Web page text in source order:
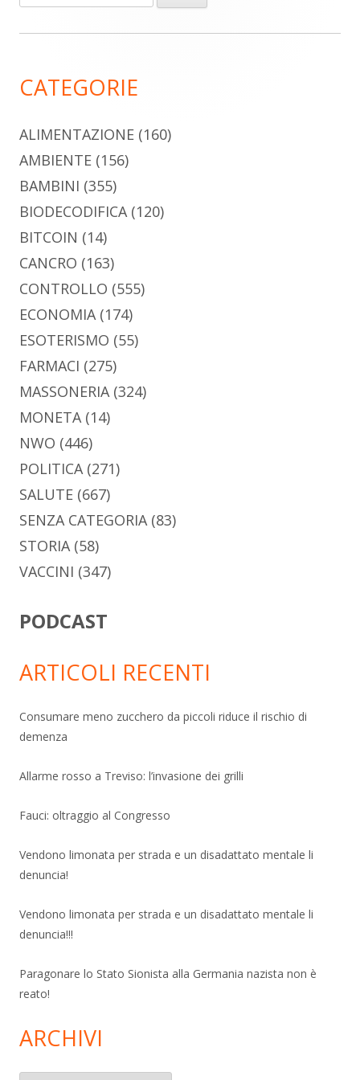
laterale
per:
CATEGORIE
ALIMENTAZIONE (160)
AMBIENTE (156)
BAMBINI (355)
BIODECODIFICA(120)
BITCOIN (14)
CANCRO (163)
CONTROLLO (555)
ECONOMIA(174)
ESOTERISMO (55)
FARMACI (275)
MASSONERIA(324)
MONETA(14)
NWO (446)
POLITICA(271)
SALUTE (667)
SENZA CATEGORIA(83)
STORIA(58)
VACCINI (347)
PODCAST
ARTICOLI RECENTI
Consumare meno zucchero da piccoli riduce il rischio di
demenza
Allarme rosso a Treviso: l’invasione dei grilli
Fauci: oltraggio al Congresso
Vendono limonata per strada e un disadattato mentale li
denuncia!
Vendono limonata per strada e un disadattato mentale li
denuncia!!!
Paragonare lo Stato Sionista alla Germania nazista non è
reato!
ARCHIVI